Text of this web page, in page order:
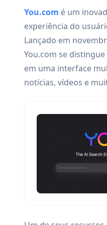
You.com é um
experiência do
Lançado em
You.com se
em uma interface
notícias, vídeos e